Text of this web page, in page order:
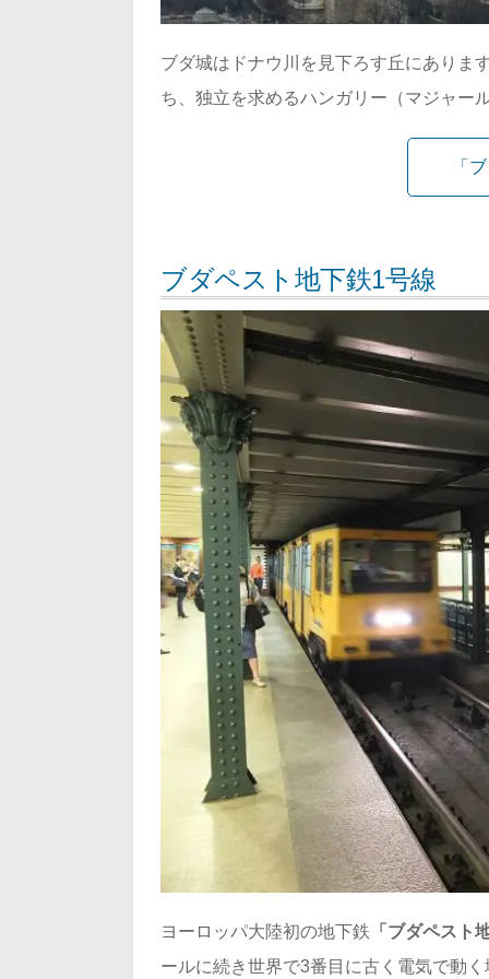
ブダ城はドナウ川を見下ろす丘にありま
ち、独立を求めるハンガリー（マジャー
「
ブダペスト地下鉄1号線
ヨーロッパ大陸初の地下鉄 「ブダペスト
ールに続き世界で3番目に古く電気で動